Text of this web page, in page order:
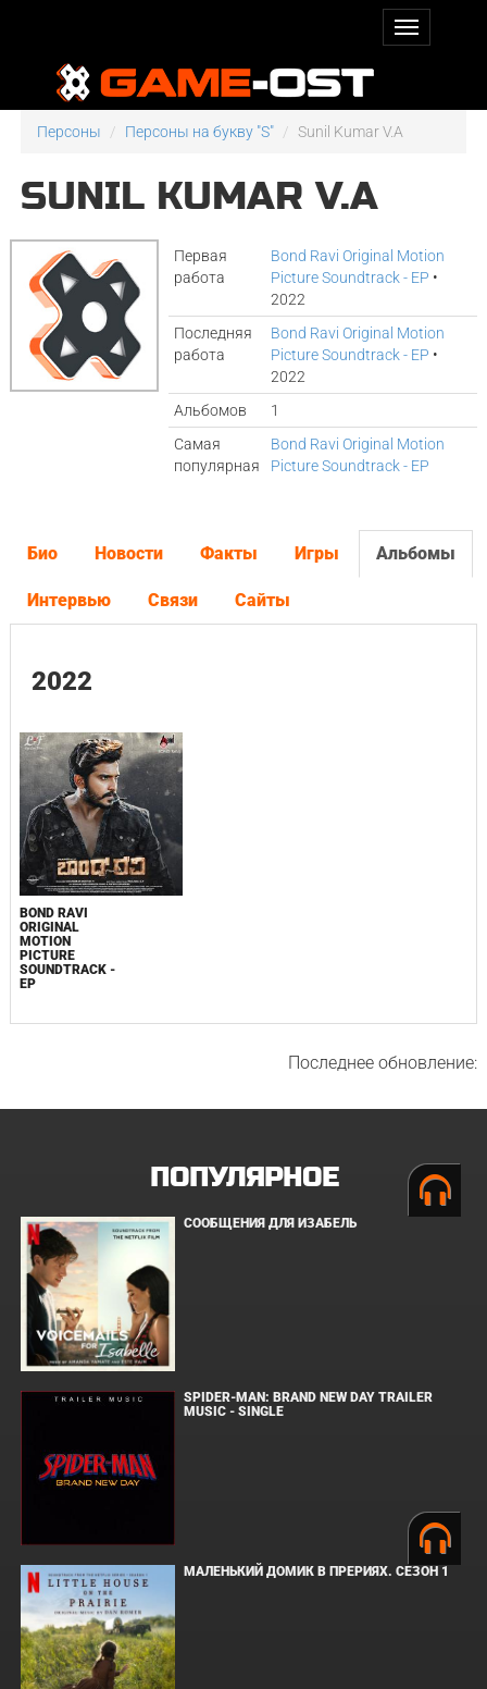
Персоны Персоны на букву "S" Sunil Kumar V.A
SUNIL KUMAR V.A
Первая
работа
Bond Ravi Original Motion
Picture Soundtrack - EP •
2022
Последняя
работа
Bond Ravi Original Motion
Picture Soundtrack - EP •
2022
Альбомов
1
Самая
популярная
Bond Ravi Original Motion
Picture Soundtrack - EP
Био Новости Факты Игры Альбомы
Интервью Связи Сайты
2022
BOND RAVI
ORIGINAL
MOTION
PICTURE
SOUNDTRACK -
EP
Последнее обновление:
ПОПУЛЯРНОЕ
СООБЩЕНИЯ ДЛЯ ИЗАБЕЛЬ
SPIDER-MAN: BRAND NEW DAY TRAILER
MUSIC - SINGLE
МАЛЕНЬКИЙ ДОМИК В ПРЕРИЯХ. СЕЗОН 1